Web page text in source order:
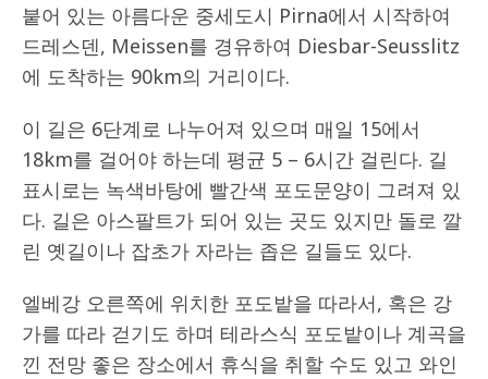
붙어 있는 아름다운 중세도시 Pirna에서 시작하여
드레스덴, Meissen를 경유하여 Diesbar-Seusslitz
에 도착하는 90km의 거리이다.
이 길은 6단계로 나누어져 있으며 매일 15에서
18km를 걸어야 하는데 평균 5 – 6시간 걸린다. 길
표시로는 녹색바탕에 빨간색 포도문양이 그려져 있
다. 길은 아스팔트가 되어 있는 곳도 있지만 돌로 깔
린 옛길이나 잡초가 자라는 좁은 길들도 있다.
엘베강 오른쪽에 위치한 포도밭을 따라서, 혹은 강
가를 따라 걷기도 하며 테라스식 포도밭이나 계곡을
낀 전망 좋은 장소에서 휴식을 취할 수도 있고 와인